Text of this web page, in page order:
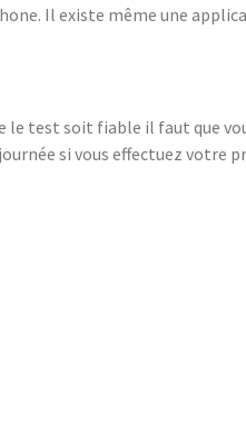
Il existe même une
le test soit fiable il faut que
si vous effectuez votre